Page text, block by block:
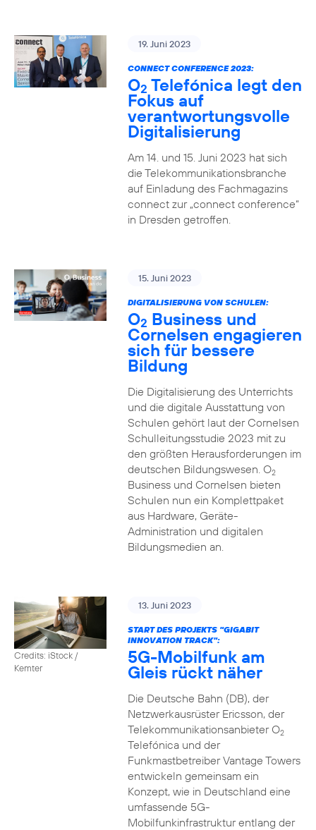
19. Juni 2023
CONNECT CONFERENCE 2023:
O2 Telefónica legt den
Fokus auf
verantwortungsvolle
Digitalisierung
Am 14. und 15. Juni 2023 hat sich
die Telekommunikationsbranche
auf Einladung des Fachmagazins
connect zur „connect conference“
in Dresden getroffen.
15. Juni 2023
DIGITALISIERUNG VON SCHULEN:
O2 Business und
Cornelsen engagieren
sich für bessere
Bildung
Die Digitalisierung des Unterrichts
und die digitale Ausstattung von
Schulen gehört laut der Cornelsen
Schulleitungsstudie 2023 mit zu
den größten Herausforderungen im
deutschen Bildungswesen. O2
Business und Cornelsen bieten
Schulen nun ein Komplettpaket
aus Hardware, Geräte-
Administration und digitalen
Bildungsmedien an.
Credits: iStock /
Kemter
13. Juni 2023
START DES PROJEKTS "GIGABIT
INNOVATION TRACK":
5G-Mobilfunk am
Gleis rückt näher
Die Deutsche Bahn (DB), der
Netzwerkausrüster Ericsson, der
Telekommunikationsanbieter O2
Telefónica und der
Funkmastbetreiber Vantage Towers
entwickeln gemeinsam ein
Konzept, wie in Deutschland eine
umfassende 5G-
Mobilfunkinfrastruktur entlang der